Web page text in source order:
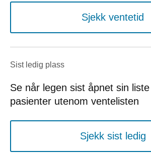
Sjekk ventetid
Sist ledig plass
Se når legen sist åpnet sin
pasienter utenom ventelisten
Sjekk sist ledig